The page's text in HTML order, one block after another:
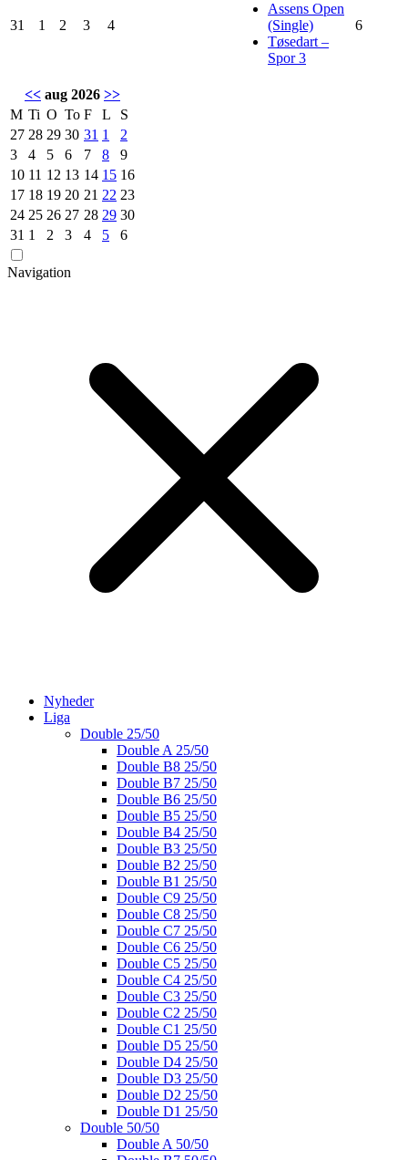
31 1 2 3 4
Assens Open
(Single)
Tøsedart –
Spor 3
6
<< aug 2026 >>
M Ti O To F L
S
27 28 29 30 31 1
2
3
4 5 6 7 8
9
10 11 12 13 14 15 16
17 18 19 20 21 22 23
24 25 26 27 28 29 30
31 1 2 3 4 5 6
Navigation
Nyheder
Liga
Double 25/50
Double A 25/50
Double B8 25/50
Double B7 25/50
Double B6 25/50
Double B5 25/50
Double B4 25/50
Double B3 25/50
Double B2 25/50
Double B1 25/50
Double C9 25/50
Double C8 25/50
Double C7 25/50
Double C6 25/50
Double C5 25/50
Double C4 25/50
Double C3 25/50
Double C2 25/50
Double C1 25/50
Double D5 25/50
Double D4 25/50
Double D3 25/50
Double D2 25/50
Double D1 25/50
Double 50/50
Double A 50/50